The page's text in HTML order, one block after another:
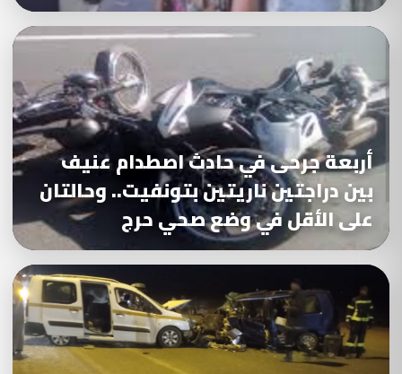
أربعة جرحى في حادث اصطدام عنيف
بين دراجتين ناريتين بتونفيت.. وحالتان
على الأقل في وضع صحي حرج